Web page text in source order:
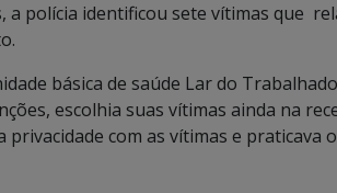
a polícia identificou sete vítimas que
básica de saúde Lar do
escolhia suas vítimas ainda na
privacidade com as vítimas e praticava